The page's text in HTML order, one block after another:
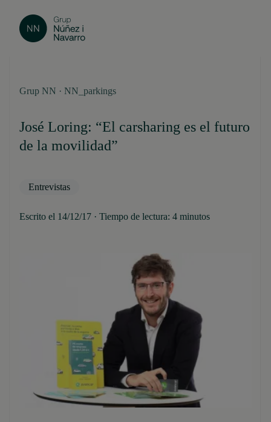
Grup NN · NN_parkings
José Loring: “El carsharing es el futuro
de la movilidad”
Entrevistas
Escrito el 14/12/17 · Tiempo de lectura: 4 minutos